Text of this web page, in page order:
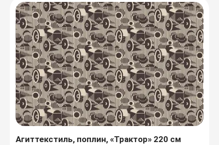
Агиттекстиль, поплин, «Трактор» 220 см